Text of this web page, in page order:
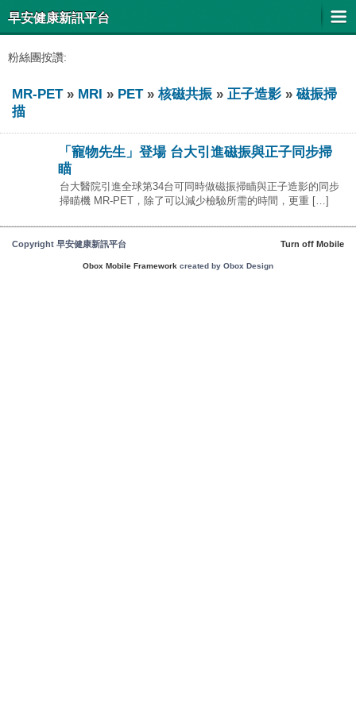
早安健康新訊平台
粉絲團按讚:
MR-PET» MRI » PET» 核磁共振 » 正子造影 » 磁振掃
描
「寵物先生」登場 台大引進磁振與正子同步掃
瞄
台大醫院引進全球第34台可同時做磁振掃瞄與正子造影的同步
掃瞄機 MR-PET，除了可以減少檢驗所需的時間，更重 […]
Copyright 早安健康新訊平台 Turn off Mobile
Obox Mobile Framework created by Obox Design